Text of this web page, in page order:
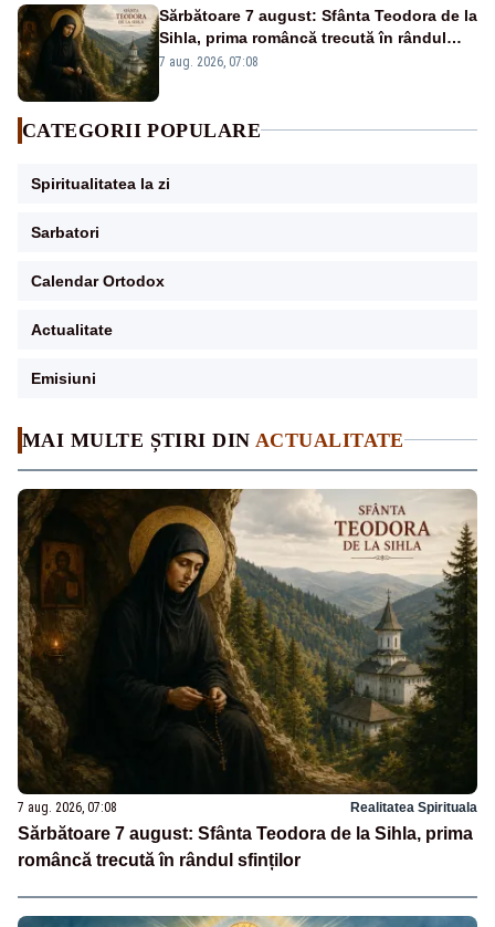
MAI MULTE ȘTIRI DIN ACTUALITATE
7 aug. 2026, 07:08 Realitatea Spirituala
Sărbătoare 7 august: Sfânta Teodora de la Sihla, prima
româncă trecută în rândul sfinților
Sărbătoare 7 august: Sfânta Teodora de la
Sihla, prima româncă trecută în rândul
sfinților
7 aug. 2026, 07:08
CATEGORII POPULARE
Spiritualitatea la zi
Sarbatori
Calendar Ortodox
Actualitate
Emisiuni